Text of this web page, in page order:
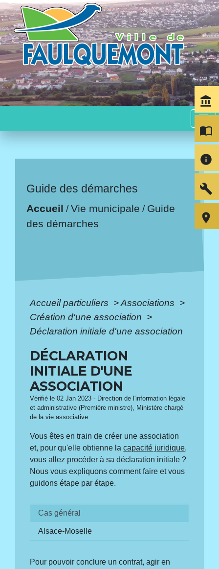
menu
Guide des démarches
Accueil /Vie municipale / Guide
des démarches
Accueil particuliers >Associations >
Création d'une association >
Déclaration initiale d'une association
DÉCLARATION
INITIALE D'UNE
ASSOCIATION
Vérifié le 02 Jan 2023 - Direction de l'information légale
et administrative (Première ministre), Ministère chargé
de la vie associative
Vous êtes en train de créer une association
et, pour qu'elle obtienne lacapacité juridique,
vous allez procéder à sa déclaration initiale ?
Nous vous expliquons comment faire et vous
guidons étape par étape.
Cas général
Alsace-Moselle
Pour pouvoir conclure un contrat, agir en
account_balance
import_contacts
info
build
room